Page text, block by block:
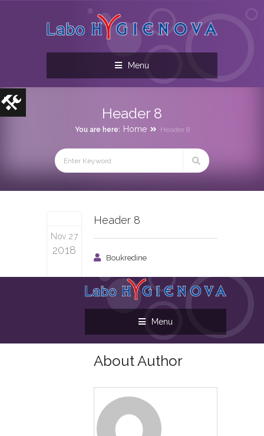
Menu
Header 8
You are here: Home Header 8
Nov 27
2018
Header 8
Boukredine
Menu
About Author